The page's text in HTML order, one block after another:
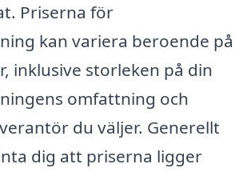
Priserna för
kan variera beroende på
inklusive storleken på din
omfattning och
du väljer. Generellt
dig att priserna ligger